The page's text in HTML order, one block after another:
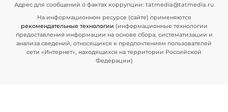
Адрес для сообщений о фактах коррупции: tatmedia@tatmedia.ru
На информационном ресурсе (сайте) применяются
рекомендательные технологии (информационные технологии
предоставления информации на основе сбора, систематизации и
анализа сведений, относящихся к предпочтениям пользователей
сети «Интернет», находящихся на территории Российской
Федерации)